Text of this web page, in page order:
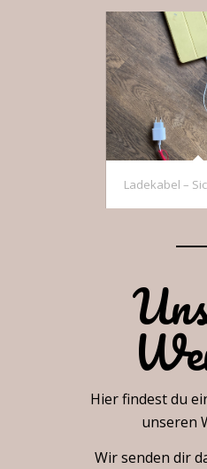
Ladekabel –
Hier findest du
unseren
Wir senden dir